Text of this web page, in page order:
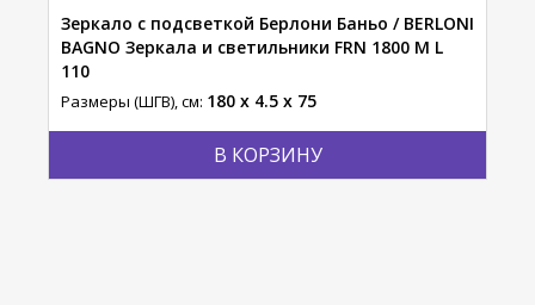
В КОРЗИНУ
Зеркало c подсветкой Берлони Баньо / BERLONI
BAGNO Зеркала и светильники FRN 1800 M L
110
Размеры (ШГВ), см: 180 x 4.5 x 75